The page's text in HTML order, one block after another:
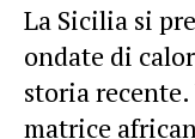
La Sicilia si
ondate di
storia
matrice